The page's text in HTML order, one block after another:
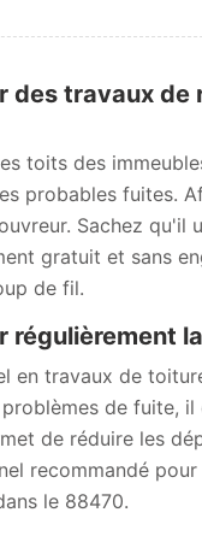
des travaux de
toits des
probables fuites.
Sachez qu'il
gratuit et sans
de fil.
régulièrement
en travaux de
de fuite,
de réduire les
recommandé
le 88470.